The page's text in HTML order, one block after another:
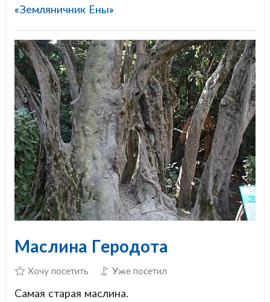
«Земляничник Ены»
Маслина Геродота
Хочу посетить Уже посетил
Самая старая маслина.